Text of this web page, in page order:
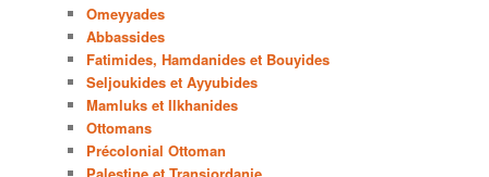
Omeyyades
Abbassides
Fatimides, Hamdanides et Bouyides
Seljoukides et Ayyubides
Mamluks et Ilkhanides
Ottomans
Précolonial Ottoman